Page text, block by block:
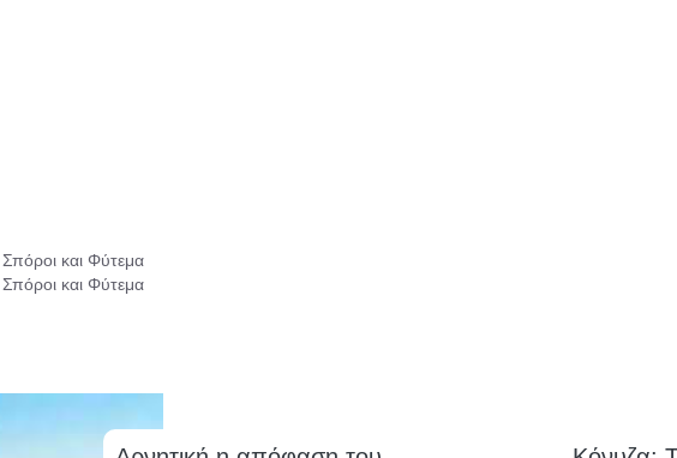
Κατηγορίες
Σπόροι και Φύτεμα
Ετικέτες
Σπόροι και Φύτεμα